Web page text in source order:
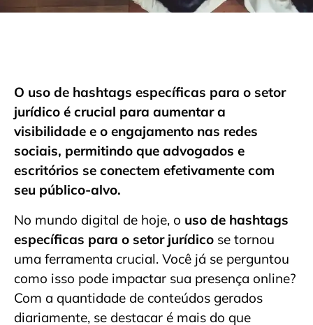
O uso de hashtags específicas para o setor
jurídico é crucial para aumentar a
visibilidade e o engajamento nas redes
sociais, permitindo que advogados e
escritórios se conectem efetivamente com
seu público-alvo.
No mundo digital de hoje, o uso de hashtags
específicas para o setor jurídico se tornou
uma ferramenta crucial. Você já se perguntou
como isso pode impactar sua presença online?
Com a quantidade de conteúdos gerados
diariamente, se destacar é mais do que